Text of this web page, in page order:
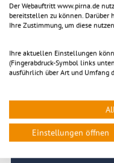
Pirnas Kinderbloggerin
Auf geht´s
Der Webauftritt www.pirna.de
bereitstellen zu können. Darüber
Ihre Zustimmung, um diese
Ihre aktuellen Einstellungen
(Fingerabdruck-Symbol links
ausführlich über Art und Umfang
Einstellungen öffnen